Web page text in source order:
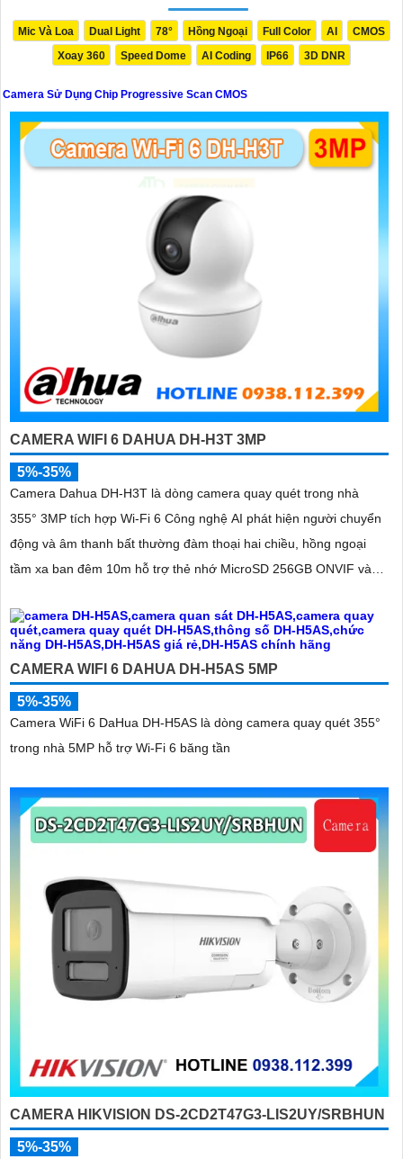
Mic Và Loa Dual Light 78° Hồng Ngoại Full Color AI
CMOS
Xoay 360
Speed Dome AI Coding IP66 3D DNR
Camera Sử Dụng Chip Progressive Scan CMOS
CAMERA WIFI 6 DAHUA DH-H3T 3MP
5%-35%
Camera Dahua DH-H3T là dòng camera quay quét trong nhà
355° 3MP tích hợp Wi-Fi 6 Công nghệ AI phát hiện người chuyển
động và âm thanh bất thường đàm thoại hai chiều, hồng ngoại
tầm xa ban đêm 10m hỗ trợ thẻ nhớ MicroSD 256GB ONVIF và
CAMERA WIFI 6 DAHUA DH-H5AS 5MP
5%-35%
Camera WiFi 6 DaHua DH-H5AS là dòng camera quay quét 355°
trong nhà 5MP hỗ trợ Wi-Fi 6 băng tần
CAMERA HIKVISION DS-2CD2T47G3-LIS2UY/SRBHUN
5%-35%